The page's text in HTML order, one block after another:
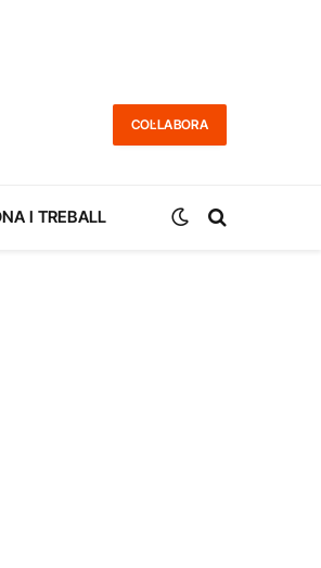
COL·LABORA
I TREBALL